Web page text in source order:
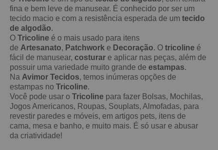
fina e bem leve de manusear. É conhecido por ser um
tecido macio e com a resistência esperada de um tecido
de algodão.
O Tricoline é o mais usado para itens
de Artesanato, Patchwork e Decoração. O tricoline é
fácil de manusear, costurar e aplicar nas peças, além de
possuir uma variedade muito grande de estampas.
Na Avimor Tecidos, temos inúmeras opções de
estampas no Tricoline.
Você pode usar o Tricoline para fazer Bolsas, Mochilas,
Jogos Americanos, Roupas, Souplats, Almofadas, para
revestir paredes e móveis, em artigos pets, itens de
cama, mesa e banho, e muito mais. É só usar e abusar
da criatividade!